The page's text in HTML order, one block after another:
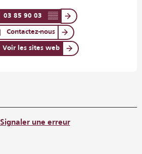
03 85 90 03 ▒▒
Contactez-nous
Voir les sites web
Signaler une erreur